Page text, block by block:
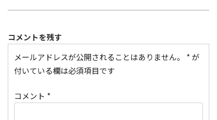
コメントを残す
メールアドレスが公開されることはありません。
*が
付いている欄は必須項目です
コメント *